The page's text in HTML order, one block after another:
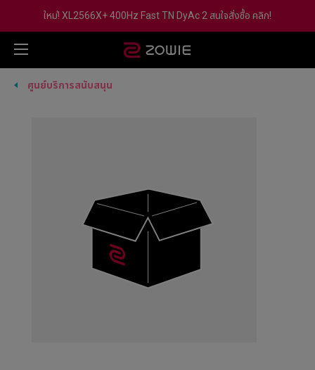
ใหม่! XL2566X+ 400Hz Fast TN DyAc 2 สนใจสั่งซื้อ คลิก!
ศูนย์บริการสนับสนุน